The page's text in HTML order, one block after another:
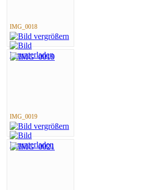
IMG_0018
IMG_0019